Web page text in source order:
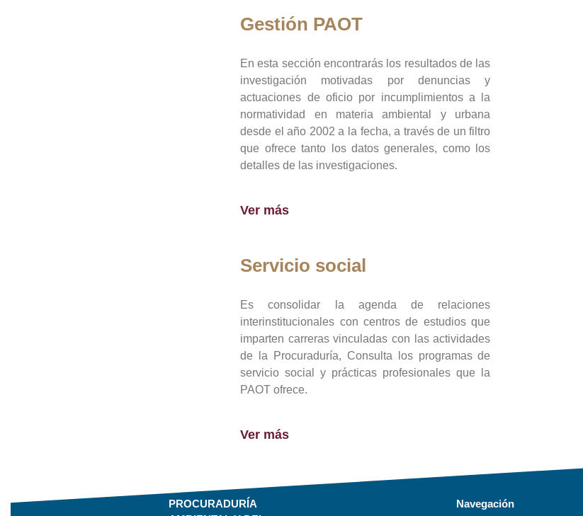
Gestión PAOT
En esta sección encontrarás los resultados de las
investigación motivadas por denuncias y
actuaciones de oficio por incumplimientos a la
normatividad en materia ambiental y urbana
desde el año 2002 a la fecha, a través de un filtro
que ofrece tanto los datos generales, como los
detalles de las investigaciones.
Ver más
Servicio social
Es consolidar la agenda de relaciones
interinstitucionales con centros de estudios que
imparten carreras vinculadas con las actividades
de la Procuraduría, Consulta los programas de
servicio social y prácticas profesionales que la
PAOT ofrece.
Ver más
PROCURADURÍA
Navegación